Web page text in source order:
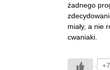
żadnego
miały, a nie
cwaniaki.
+7